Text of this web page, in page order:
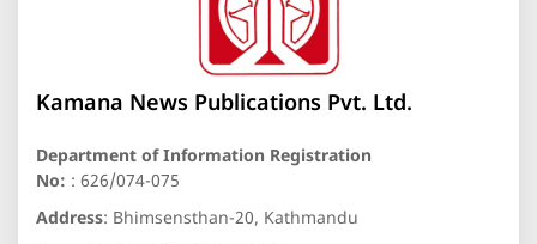
Kamana News Publications Pvt. Ltd.
Department of Information Registration
No: : 626/074-075
Address: Bhimsensthan-20, Kathmandu